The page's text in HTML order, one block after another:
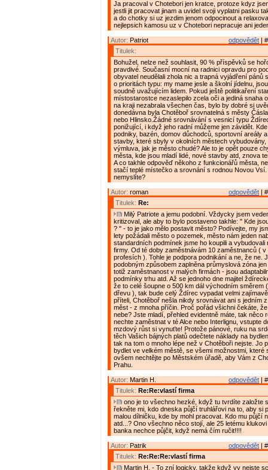
Ja pracoval v Chotebori jen kratce, protoze kdyz
jestli jit pracovat jinam a uvidel svoji vyplatni pasku
a do chotky si uz jezdim jenom odpocinout a
nejlepsich kamosu uz v Chotebori nepracuje ani
odpovědět |
Autor: Patriot
Titulek:
Bohužel, nelze než souhlasit, 90 % příspěvků se
pravdivé. Současní mocní na radnici opravdu pro
obyvatel neudělali zhola nic a trapná vyjádření pánů
o prioritách typu: my mame jesle a školní jídelnu,
soudně uvažujícím lidem. Pokud ještě politikaření
místostarostce nezaslepilo zcela oči a jediná snaha
na kraji nezabrala všechen čas, bylo by dobré si
donedávna byla Chotěboř srovnatelná s městy
nebo Hlinsko.Žádné srovnávání s vesnicí typu
ponižující, i když jeho radní můžeme jen závidět.
podniky, bazén, domov důchodců, sportovní areály
stavby, které sbyly v okolních městech vybudovány,
výmluva, jak je město chudé? Ale to je opět pouze
města, kde jsou mladí lidé, nové stavby atd, znova
A co takhle odpověď někoho z funkcionářů města,
stačí teplé místečko a srovnání s rodnou Novou Vsí.
nemyslíte?
odpovědět |
Autor: roman
Titulek: Re:
Milý Patriote a jemu podobní. Vždycky jsem
kritizoval, ale aby to bylo postaveno takhle: " Kde
? " - to je jako mělo postavit město? Podívejte, my
lety požádali město o pozemek, město nám jeden
standardních podmínek jsme ho koupili a vybudovali
firmy. Od té doby zaměstnávám 10 zaměstnanců (
profesích ). Tohle je podpora podnikání a ne, že ne.
podobným způsobem zaplněna průmyslová zóna
totiž zaměstnanost v malých firmách - jsou
podmínky trhu atd. Až se jednoho dne majitel
že to celé šoupne o 500 km dál východním směrem
dřevu ), tak bude celý Ždírec vypadat velmi
příteli, Chotěboř nešla nikdy srovnávat ani s jedním
měst - z mnoha příčin. Proč pořád všichni čekáte,
nebe? Jste mladí, přehled evidentně máte, tak něco
nechte zaměstnat v té Alce nebo Interlignu, vstupte
mzdový růst si vynuťte! Protože pánové, ruku na
těch Vašich bájných platů odečtete náklady na
tak na tom o mnoho lépe než v Chotěboři nejste. Jo
bydlet ve velkém městě, se všemi možnostmi, které
ovšem nechtějte po Městském úřadě, aby Vám z
Prahu.
odpovědět |
Autor: Martin H.
Titulek: Re:Re:vlastí firma
ono je to všechno hezké, když tu tvrdíte založte
řekněte mi, kdo dneska půjčí truhlářovi na to, aby si
malou dílničku, kde by mohl pracovat. Kdo mu půjčí
atd...? Ono všechno něco stojí, ale 25 letému
banka nechce půjčit, když nemá čím ručit!!!!
odpovědět |
Autor: Patrik
Titulek: Re:Re:Re:vlastí firma
Martin H. - To zní logicky, takže když vy nejste